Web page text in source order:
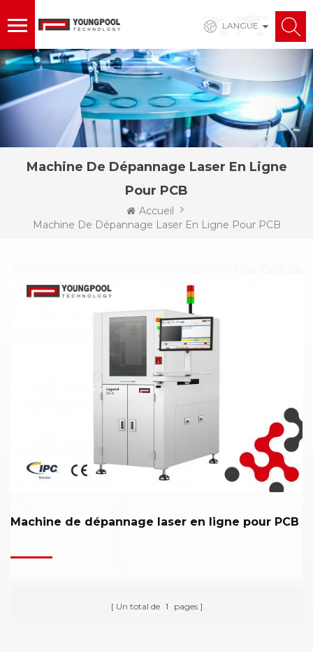
LANGUE
Machine De Dépannage Laser En Ligne
Pour PCB
Accueil
Machine De Dépannage Laser En Ligne Pour PCB
Machine de dépannage laser en ligne pour PCB
Un total de 1 pages